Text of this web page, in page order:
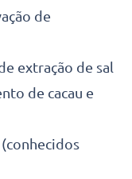
de
extração de sal
de cacau e